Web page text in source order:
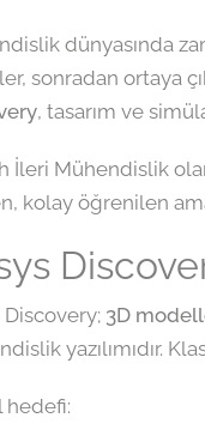
dünyasında
sonradan ortaya
, tasarım ve
İleri Mühendislik
kolay öğrenilen
Discovery; 3D
yazılımıdır.
hedefi: